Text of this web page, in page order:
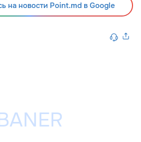
на новости Point.md в Google